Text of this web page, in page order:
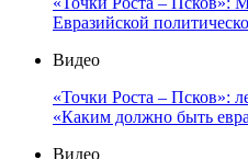
Евразийской
Видео
«Точки Роста – Псков»:
«Каким должно быть
Видео